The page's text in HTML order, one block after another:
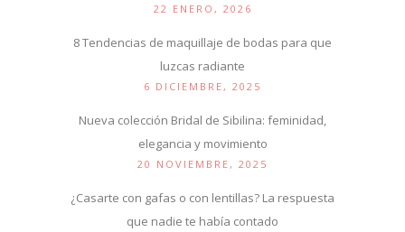
22 ENERO, 2026
8 Tendencias de maquillaje de bodas para que
luzcas radiante
6 DICIEMBRE, 2025
Nueva colección Bridal de Sibilina: feminidad,
elegancia y movimiento
20 NOVIEMBRE, 2025
¿Casarte con gafas o con lentillas? La respuesta
que nadie te había contado